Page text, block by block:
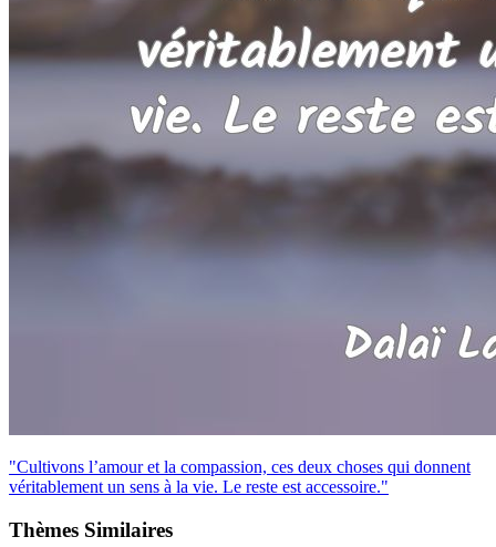
"Cultivons l’amour et la compassion, ces deux choses qui donnent
véritablement un sens à la vie. Le reste est accessoire."
Thèmes Similaires